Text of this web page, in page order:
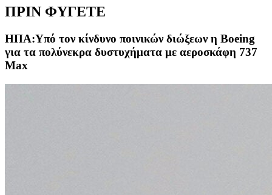
ΠΡΙΝ ΦΥΓΕΤΕ
ΗΠΑ:Υπό τον κίνδυνο ποινικών διώξεων η Boeing
για τα πολύνεκρα δυστυχήματα με αεροσκάφη 737
Max